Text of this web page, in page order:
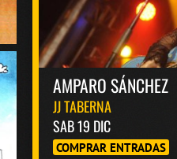
AMPARO SÁNCHEZ
JJ TABERNA
SAB 19 DIC
COMPRAR ENTRADAS